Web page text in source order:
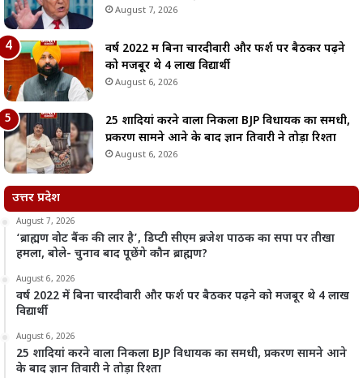
August 7, 2026
वर्ष 2022 में बिना चारदीवारी और फर्श पर बैठकर पढ़ने
को मजबूर थे 4 लाख विद्यार्थी
August 6, 2026
25 शादियां करने वाला निकला BJP विधायक का समधी,
प्रकरण सामने आने के बाद ज्ञान तिवारी ने तोड़ा रिश्ता
August 6, 2026
उत्तर प्रदेश
August 7, 2026
‘ब्राह्मण वोट बैंक की लार है’, डिप्टी सीएम ब्रजेश पाठक का सपा पर तीखा
हमला, बोले- चुनाव बाद पूछेंगे कौन ब्राह्मण?
August 6, 2026
वर्ष 2022 में बिना चारदीवारी और फर्श पर बैठकर पढ़ने को मजबूर थे 4 लाख
विद्यार्थी
August 6, 2026
25 शादियां करने वाला निकला BJP विधायक का समधी, प्रकरण सामने आने
के बाद ज्ञान तिवारी ने तोड़ा रिश्ता